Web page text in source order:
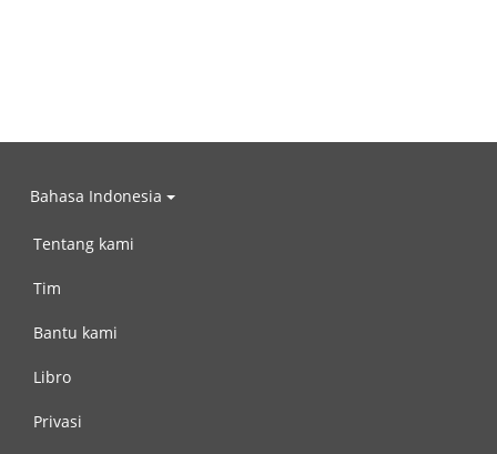
Bahasa Indonesia
Tentang kami
Tim
Bantu kami
Libro
Privasi